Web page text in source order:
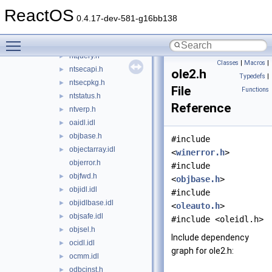
ReactOS 0.4.17-dev-581-g16bb138
► ntioring_x.h
► ntquery.h
► ntsecapi.h
► ntsecpkg.h
► ntstatus.h
► ntverp.h
► oaidl.idl
► objbase.h
►
objectarray.idl
objerror.h
► objfwd.h
► objidl.idl
► objidlbase.idl
► objsafe.idl
► objsel.h
► ocidl.idl
► ocmm.idl
► odbcinst.h
Classes | Macros |
Typedefs |
Functions
ole2.h
File
Reference
#include
<winerror.h>
#include
<objbase.h>
#include
<oleauto.h>
#include <oleidl.h>
Include dependency
graph for ole2.h: